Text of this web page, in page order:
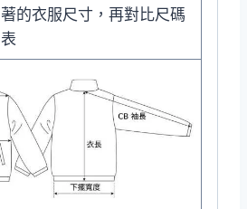
著的衣服尺寸，再對比尺碼
表